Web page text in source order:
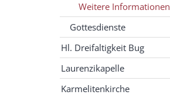
Weitere Informationen
Gottesdienste
Hl. Dreifaltigkeit Bug
Laurenzikapelle
Karmelitenkirche